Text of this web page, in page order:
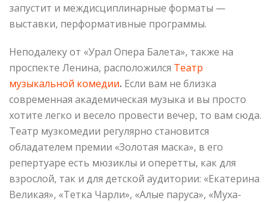
запустит и междисциплинарные форматы —
выставки, перформативные программы.
Неподалеку от «Урал Опера Балета», также на
проспекте Ленина, расположился Театр
музыкальной комедии. Если вам не близка
современная академическая музыка и вы просто
хотите легко и весело провести вечер, то вам сюда.
Театр музкомедии регулярно становится
обладателем премии «Золотая маска», в его
репертуаре есть мюзиклы и оперетты, как для
взрослой, так и для детской аудитории: «Екатерина
Великая», «Тетка Чарли», «Алые паруса», «Муха-